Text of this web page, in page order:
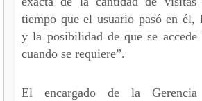
tiempo que el usuario pasó en
y la posibilidad de que se accede
cuando se requiere”.
El encargado de la